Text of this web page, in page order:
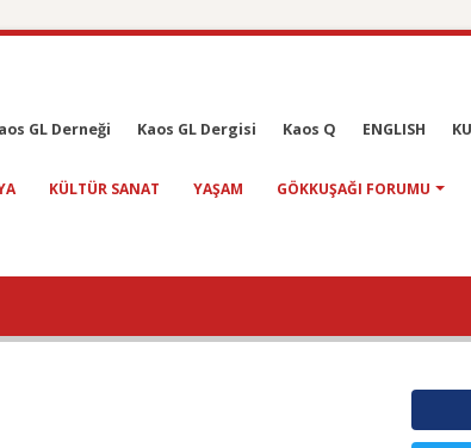
GL Derneği Kaos GL Dergisi Kaos Q ENGLISH
KÜLTÜR SANAT YAŞAM GÖKKUŞAĞI FORUMU